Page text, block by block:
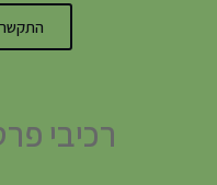
התקשרו ל: 03-
רכיבי